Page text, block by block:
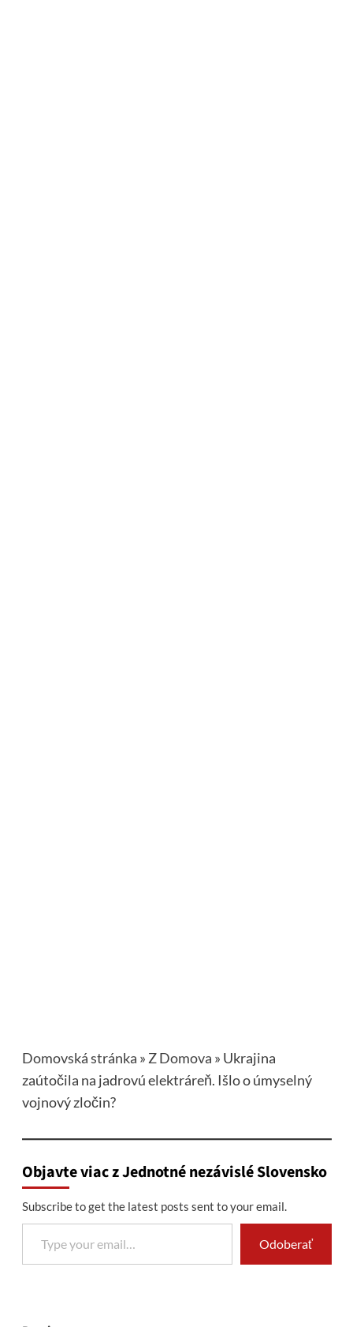
Domovská stránka » Z Domova » Ukrajina
zaútočila na jadrovú elektráreň. Išlo o úmyselný
vojnový zločin?
Objavte viac z Jednotné nezávislé Slovensko
Subscribe to get the latest posts sent to your email.
Type your email…
Odoberať